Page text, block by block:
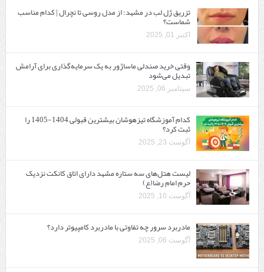
تزریق ژل لب در مشهد: از مدل روسی تا نچرال | کدام مناسب
شماست؟
اکتبر 01, 2025
وقتی خرید صندلی ماساژور به یک سرمایه‌گذاری برای آرامش
تبدیل می‌شود
سپتامبر 06, 2025
کدام آموزشگاه تیزهوشان بیشترین قبولی 1404-1405 را
ثبت کرد؟
آگوست 23, 2025
لیست هتل‌های سه ستاره مشهد دارای اتاق کانکت نزدیک
حرم امام رضا(ع)
آگوست 10, 2025
مادربرد سرور چه تفاوتی با مادربرد کامپیوتر دارد؟
آگوست 06, 2025